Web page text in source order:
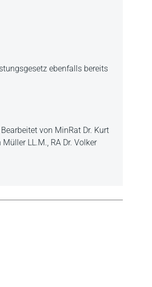
ebenfalls bereits
von MinRat Dr. Kurt
LL.M., RA Dr. Volker